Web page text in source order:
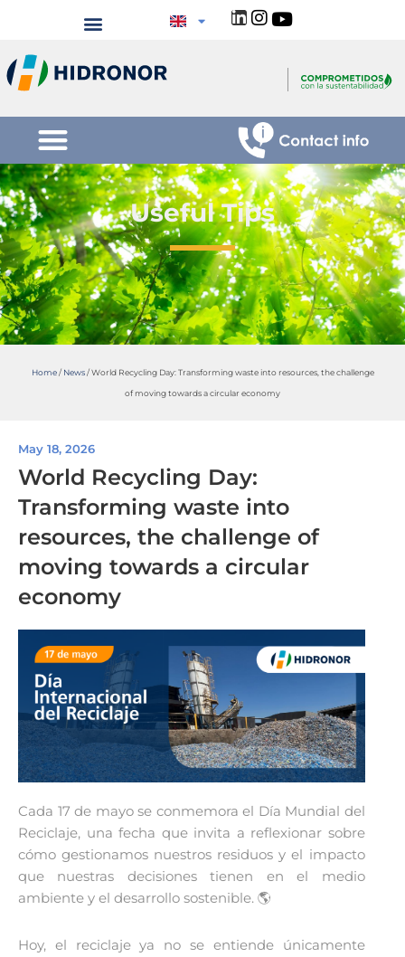
Useful Tips
Home/ News/World Recycling Day: Transforming waste into resources, the challenge
of moving towards a circular economy
May 18, 2026
World Recycling Day:
Transforming waste into
resources, the challenge of
moving towards a circular
economy
Cada 17 de mayo se conmemora el Día Mundial del
Reciclaje, una fecha que invita a reflexionar sobre
cómo gestionamos nuestros residuos y el impacto
que nuestras decisiones tienen en el medio
ambiente y el desarrollo sostenible. 🌎
Hoy, el reciclaje ya no se entiende únicamente